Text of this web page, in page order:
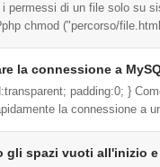
permessi di un file solo su
chmod ("percorso/
la connessione a
padding:0; }
la connessione a
gli spazi vuoti all'inizio